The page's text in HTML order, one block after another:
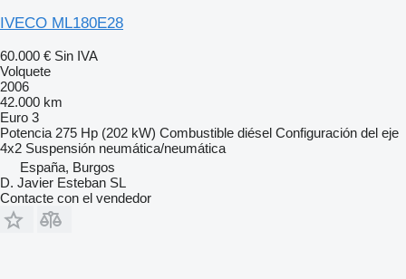
IVECO ML180E28
60.000 € Sin IVA
Volquete
2006
42.000 km
Euro 3
Potencia 275 Hp (202 kW) Combustible diésel Configuración del eje
4x2 Suspensión neumática/neumática
España, Burgos
D. Javier Esteban SL
Contacte con el vendedor